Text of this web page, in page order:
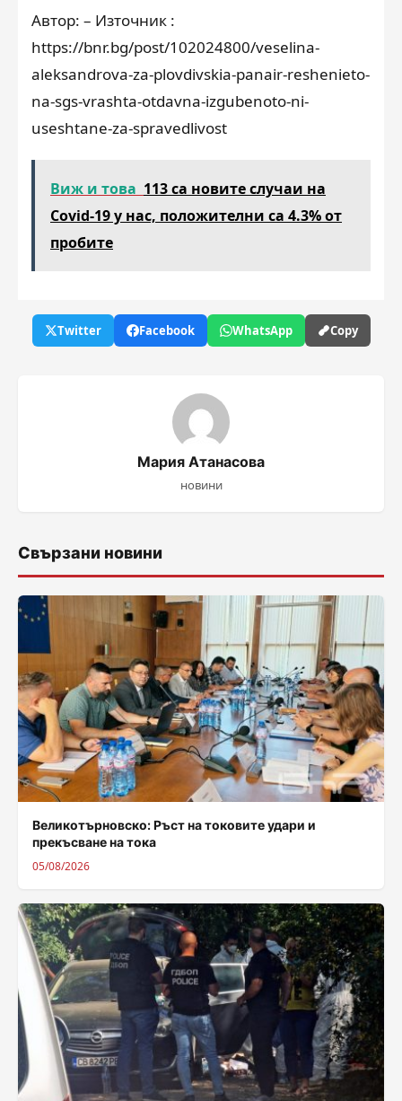
Автор: – Източник :
https://bnr.bg/post/102024800/veselina-
aleksandrova-za-plovdivskia-panair-reshenieto-
na-sgs-vrashta-otdavna-izgubenoto-ni-
useshtane-za-spravedlivost
Виж и това 113 са новите случаи на
Covid-19 у нас, положителни са 4.3% от
пробите
Twitter Facebook WhatsApp Copy
Мария Атанасова
новини
Свързани новини
Великотърновско: Ръст на токовите удари и
прекъсване на тока
05/08/2026